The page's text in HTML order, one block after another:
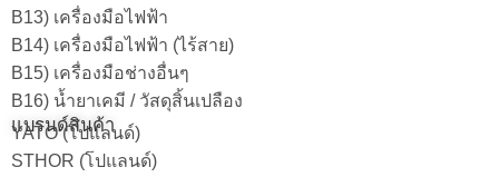
B13) เครื่องมือไฟฟ้า
B14) เครื่องมือไฟฟ้า (ไร้สาย)
B15) เครื่องมือช่างอื่นๆ
B16) น้ำยาเคมี / วัสดุสิ้นเปลือง
แบรนด์สินค้า
YATO (โปแลนด์)
STHOR (โปแลนด์)